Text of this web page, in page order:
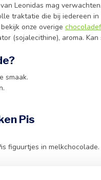
Leonidas mag
traktatie die bij iedereen in
onze overige
(sojalecithine), aroma. Kan
smaak.
Pis
figuurtjes in melkchocolade.
en maken uitsluitend